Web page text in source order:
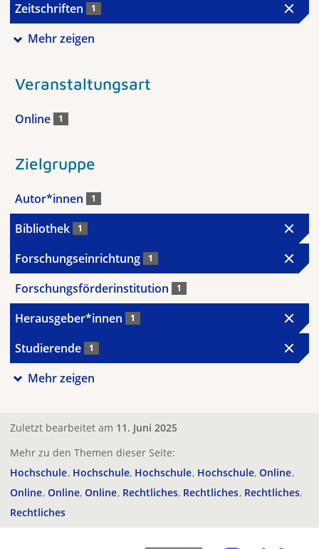
Zeitschriften 1
Mehr zeigen
Veranstaltungsart
Online 1
Zielgruppe
Autor*innen 1
Bibliothek 1
Forschungseinrichtung 1
Forschungsförderinstitution 1
Herausgeber*innen 1
Studierende 1
Mehr zeigen
Zuletzt bearbeitet am 11. Juni 2025
Mehr zu den Themen dieser Seite:
Hochschule Hochschule Hochschule Hochschule Online
Online Online Online Rechtliches Rechtliches Rechtliches
Rechtliches